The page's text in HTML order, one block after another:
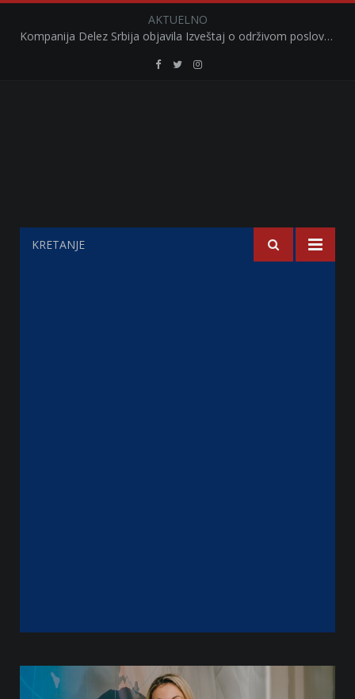
AKTUELNO
Kompanija Delez Srbija objavila Izveštaj o održivom poslovanju za 2025. godinu Briga o zajednici kroz program „Hrana za sve“ i edukaciju učenika
RetailRetailRetail
KRETANJE